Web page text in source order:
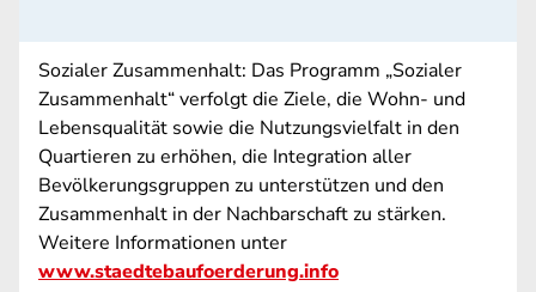
Sozialer Zusammenhalt: Das Programm „Sozialer
Zusammenhalt“ verfolgt die Ziele, die Wohn- und
Lebensqualität sowie die Nutzungsvielfalt in den
Quartieren zu erhöhen, die Integration aller
Bevölkerungsgruppen zu unterstützen und den
Zusammenhalt in der Nachbarschaft zu stärken.
Weitere Informationen unter
www.staedtebaufoerderung.info